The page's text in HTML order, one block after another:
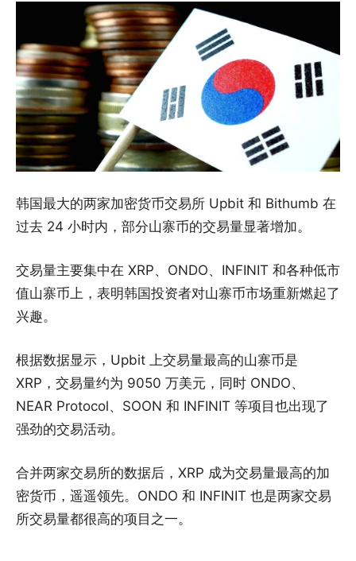
韩国最大的两家加密货币交易所 Upbit 和 Bithumb 在
过去 24 小时内，部分山寨币的交易量显著增加。
交易量主要集中在 XRP、ONDO、INFINIT 和各种低市
值山寨币上，表明韩国投资者对山寨币市场重新燃起了
兴趣。
根据数据显示，Upbit 上交易量最高的山寨币是
XRP，交易量约为 9050 万美元，同时 ONDO、
NEAR Protocol、SOON 和 INFINIT 等项目也出现了
强劲的交易活动。
合并两家交易所的数据后，XRP 成为交易量最高的加
密货币，遥遥领先。ONDO 和 INFINIT 也是两家交易
所交易量都很高的项目之一。